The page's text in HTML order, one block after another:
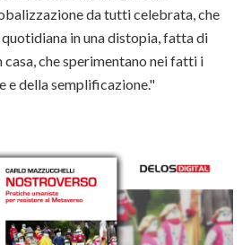
da tutti celebrata, che
in una distopia, fatta di
che sperimentano nei fatti i
e della semplificazione."